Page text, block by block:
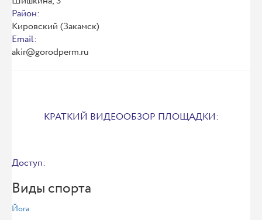
Район:
Кировский (Закамск)
Email:
akir@gorodperm.ru
КРАТКИЙ ВИДЕООБЗОР ПЛОЩАДКИ:
Доступ:
Виды спорта
Йога